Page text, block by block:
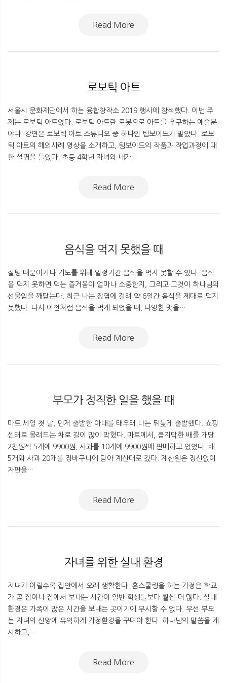
Read More
로보틱 아트
서울시 문화재단에서 하는 융합창작소 2019 행사에 참석했다. 이번 주
제는 로보틱 아트였다. 로보틱 아트란 로봇으로 아트를 추구하는 예술분
야다. 강연은 로보틱 아트 스튜디오 중 하나인 팀보이드가 맡았다. 로보
틱 아트의 해외사례 영상을 소개하고, 팀보이드의 작품과 작업과정에 대
한 설명을 들었다. 초등 4학년 자녀와 내가…
Read More
음식을 먹지 못했을 때
질병 때문이거나 기도를 위해 일정기간 음식을 먹지 못할 수 있다. 음식
을 먹지 못하면 먹는 즐거움이 얼마나 소중한지, 그리고 그것이 하나님의
선물임을 깨닫는다. 최근 나는 장염에 걸려 약 6일간 음식을 제대로 먹지
못했다. 다시 이전처럼 음식을 먹게 되었을 때, 다양한 맛을…
Read More
부모가 정직한 일을 했을 때
마트 세일 첫 날, 먼저 출발한 아내를 태우러 나는 뒤늦게 출발했다. 쇼핑
센터로 몰려드는 차로 길이 많이 막혔다. 마트에서, 큼지막한 배를 개당
2천원씩 5개에 9900원, 사과를 10개에 9900원에 판매하고 있었다. 배
5개와 사과 20개를 장바구니에 담아 계산대로 갔다. 계산원은 정신없이
자판을…
Read More
자녀를 위한 실내 환경
자녀가 어릴수록 집안에서 오래 생활한다. 홈스쿨링을 하는 가정은 학교
가 곧 집이니 집에서 보내는 시간이 일반 학생들보다 훨씬 더 많다. 실내
환경은 가족이 많은 시간을 보내는 곳이기에 무시할 수 없다. 우선 부모
는 자녀의 신앙에 유익하게 가정환경을 꾸며야 한다. 하나님의 말씀을 게
시하고,…
Read More